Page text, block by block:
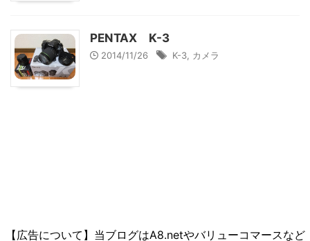
PENTAX K-3
2014/11/26 K-3, カメラ
【広告について】当ブログはA8.netやバリューコマースなど